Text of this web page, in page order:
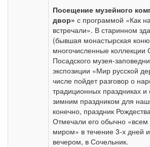
Посещение музейного
двор» с программой «Как
встречали». В старинном
(бывшая монастырская
многочисленные коллекции
Посадского музея-
экспозиции «Мир русской
числе пойдет разговор о
традиционных праздниках
зимним праздником для
конечно, праздник
Отмечали его обычно «всем
миром» в течение 3-х дней
вечером, в Сочельник.